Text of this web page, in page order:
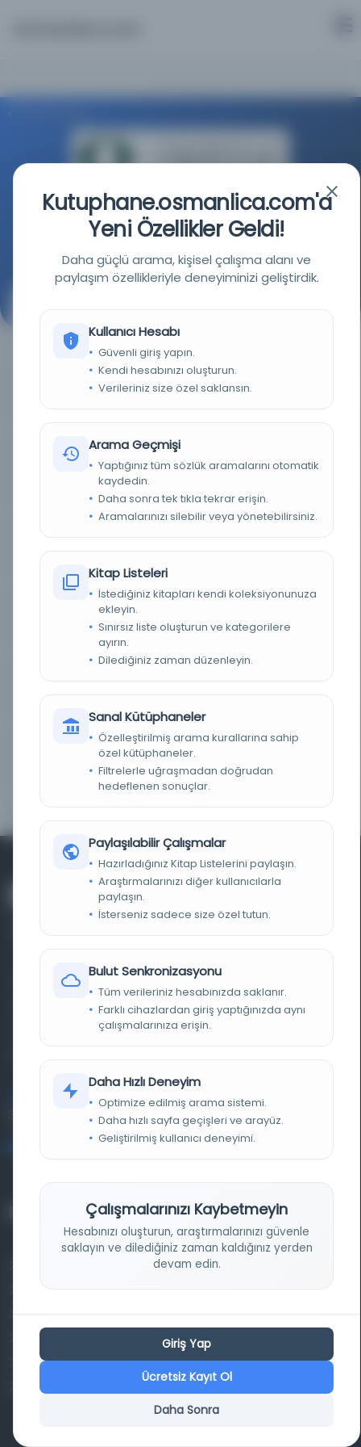
Oregon Üniversitesi Kütüphaneleri
yazmalarından alınan Jacut'ın Coğrafya Sözlüğü,
masrafları Alman Şarkiyat Cemiyeti tarafından
basılmıştır. Ferdinand Wüstenfeld: cilt 3
Yāqūt ibn ʻAbd Allāh al-Ḥamawī, 1179?-1229
BASIM YERI
- Almanya: F. A. Brockhaus ile Komisyonda, 1866-
Evet
Hayır
KAYIT NUMARASI cdi_hathitrust_hathifiles_hvd_hwr2b8
1873
HathiTrust Digital Library Full View Worldwide
Farklı dönem, dil ve coğrafyalara ait tarihî yazma ve
basma eserleri, arşiv belgelerini, süreli yayınları ve görsel
materyalleri bir araya getiren kapsamlı bir dijital
Entertech Ofis: 322 İstanbul Ün. Avcılar Kampüsü Avcılar,
34320 İstanbul
bilgi@osmanlica.com
Projelerimiz
Kazakça Metin Sıklık Analizi
Transkripsiyon Alfabesi Çevirisi
Tarihi Dokümanlarda Görüntü İyileştirilmesi
Kutuphane.osmanlica.com'a
Yeni Özellikler Geldi!
Daha güçlü arama, kişisel çalışma alanı ve
paylaşım özellikleriyle deneyiminizi geliştirdik.
Kullanıcı Hesabı
Güvenli giriş yapın.
Kendi hesabınızı oluşturun.
Verileriniz size özel saklansın.
Arama Geçmişi
Yaptığınız tüm sözlük aramalarını otomatik
kaydedin.
Daha sonra tek tıkla tekrar erişin.
Aramalarınızı silebilir veya yönetebilirsiniz.
Kitap Listeleri
İstediğiniz kitapları kendi koleksiyonunuza
ekleyin.
Sınırsız liste oluşturun ve kategorilere
ayırın.
Dilediğiniz zaman düzenleyin.
Sanal Kütüphaneler
Özelleştirilmiş arama kurallarına sahip
özel kütüphaneler.
Filtrelerle uğraşmadan doğrudan
hedeflenen sonuçlar.
Paylaşılabilir Çalışmalar
Hazırladığınız Kitap Listelerini paylaşın.
Araştırmalarınızı diğer kullanıcılarla
paylaşın.
İsterseniz sadece size özel tutun.
Bulut Senkronizasyonu
Tüm verileriniz hesabınızda saklanır.
Farklı cihazlardan giriş yaptığınızda aynı
çalışmalarınıza erişin.
Daha Hızlı Deneyim
Optimize edilmiş arama sistemi.
Daha hızlı sayfa geçişleri ve arayüz.
Geliştirilmiş kullanıcı deneyimi.
Çalışmalarınızı Kaybetmeyin
Hesabınızı oluşturun, araştırmalarınızı güvenle
saklayın ve dilediğiniz zaman kaldığınız yerden
devam edin.
Giriş Yap
Ücretsiz Kayıt Ol
Daha Sonra